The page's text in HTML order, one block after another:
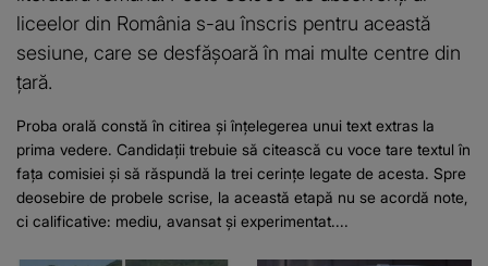
liceelor din România s-au înscris pentru această
sesiune, care se desfășoară în mai multe centre din
țară.
Proba orală constă în citirea și înțelegerea unui text extras la
prima vedere. Candidații trebuie să citească cu voce tare textul în
fața comisiei și să răspundă la trei cerințe legate de acesta. Spre
deosebire de probele scrise, la această etapă nu se acordă note,
ci calificative: mediu, avansat și experimentat....